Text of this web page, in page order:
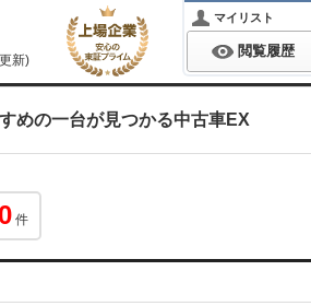
新)
マイリスト
閲覧履歴
めの一台が見つかる中古車EX
件